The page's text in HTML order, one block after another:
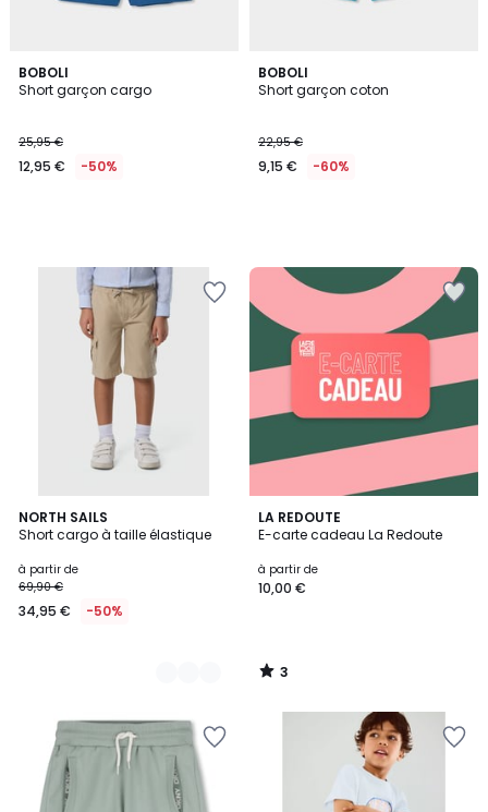
BOBOLI
Short garçon cargo
25,95 €
12,95 € -50%
BOBOLI
Short garçon coton
22,95 €
9,15 € -60%
NORTH SAILS
Short cargo à taille élastique
à partir de
69,90 €
34,95 € -50%
3
Couleurs
LA REDOUTE
E-carte cadeau La Redoute
à partir de
10,00 €
3
/
3
/